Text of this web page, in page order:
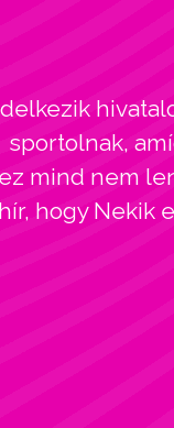
sportolnak,
mind nem
hogy Nekik